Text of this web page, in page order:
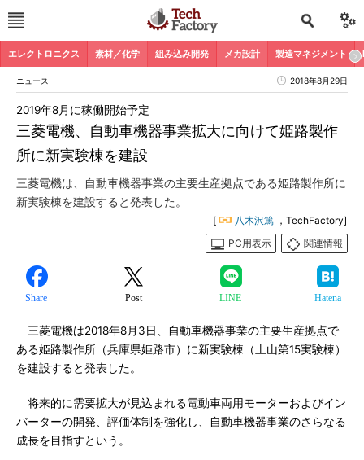
エレクトロニクス 素材／化学 組み込み開発 メカ設計 製造マネジメント
ニュース 2018年8月29日
三菱電機、自動車機器事業拡大に向けて姫路製作
所に新実験棟を建設
2019年8月に稼働開始予定
三菱電機は、自動車機器事業の主要生産拠点である姫路製作所に
新実験棟を建設すると発表した。
[ 八木沢篤 ，TechFactory]
PC用表示
関連情報
Share Post LINE Hatena
三菱電機は2018年8月3日、自動車機器事業の主要生産拠点で
ある姫路製作所（兵庫県姫路市）に新実験棟（土山第15実験棟）
を建設すると発表した。
将来的に需要拡大が見込まれる電動車両用モーターおよびイン
バーターの開発、評価体制を強化し、自動車機器事業のさらなる
成長を目指すという。